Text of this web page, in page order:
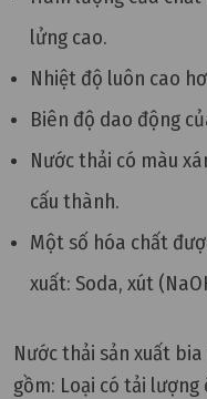
lửng cao.
Nhiệt độ luôn cao
Biên độ dao động
Nước thải có màu
cấu thành.
Một số hóa chất
xuất: Soda, xút
Nước thải sản xuất
gồm: Loại có tải